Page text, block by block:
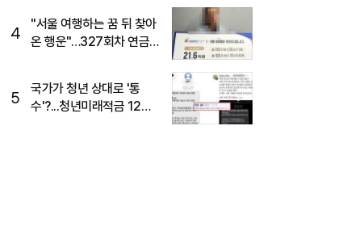
4
"서울 여행하는 꿈 뒤 찾아
온 행운"…327회차 연금
5
국가가 청년 상대로 '통
수'?...청년미래적금 12%